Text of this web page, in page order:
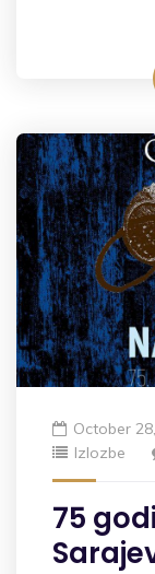
October
Izlozbe
75